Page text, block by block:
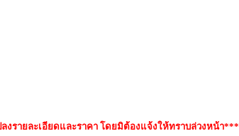
รายละเอียดและราคา โดยมิต้องแจ้งให้ทราบล่วงหน้า***